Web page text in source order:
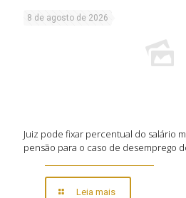
8 de agosto de 2026
Juiz pode fixar percentual do salário
pensão para o caso de desemprego
Leia mais